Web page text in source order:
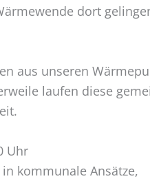
dort
aus unseren
laufen diese
Uhr
kommunale Ansätze,